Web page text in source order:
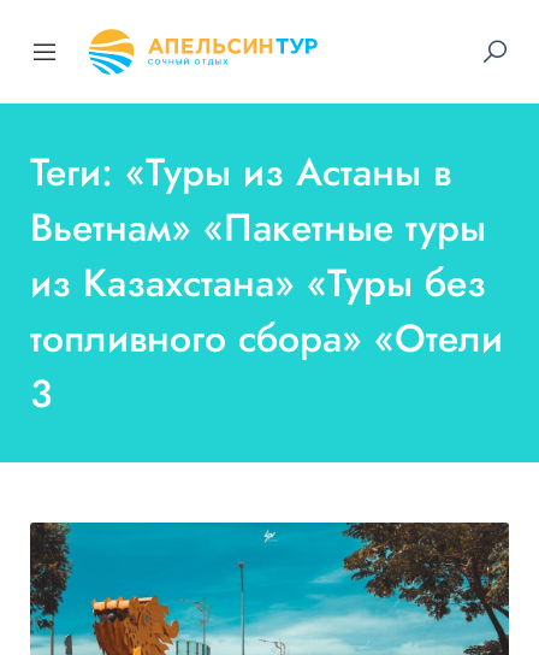
Теги: «Туры из Астаны в
Вьетнам» «Пакетные туры
из Казахстана» «Туры без
топливного сбора» «Отели
3